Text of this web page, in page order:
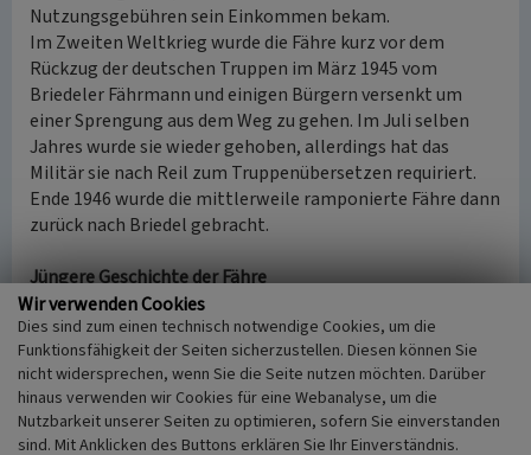
Nutzungsgebühren sein Einkommen bekam.
Im Zweiten Weltkrieg wurde die Fähre kurz vor dem
Rückzug der deutschen Truppen im März 1945 vom
Briedeler Fährmann und einigen Bürgern versenkt um
einer Sprengung aus dem Weg zu gehen. Im Juli selben
Jahres wurde sie wieder gehoben, allerdings hat das
Militär sie nach Reil zum Truppenübersetzen requiriert.
Ende 1946 wurde die mittlerweile ramponierte Fähre dann
zurück nach Briedel gebracht.
Jüngere Geschichte der Fähre
Erst 1960 übernahm die Gemeinde die Eigenregie der
Fähre und stellte einen Fährmann fest ein. Es wurde eine
feste, dauerhafte Fährgebühr eingeführt, die alle Winzer
der linken Moselseite bezahlen mussten, während die
Gäste und Nichtwinzer nur eine Überfahrtsgebühr pro
Fahrt zahlen mussten.
Wir verwenden Cookies
Dies sind zum einen technisch notwendige Cookies, um die
Funktionsfähigkeit der Seiten sicherzustellen. Diesen können Sie
nicht widersprechen, wenn Sie die Seite nutzen möchten. Darüber
hinaus verwenden wir Cookies für eine Webanalyse, um die
Nutzbarkeit unserer Seiten zu optimieren, sofern Sie einverstanden
sind. Mit Anklicken des Buttons erklären Sie Ihr Einverständnis.